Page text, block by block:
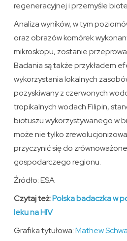
regeneracyjnej i przemyśle
Analiza wyników, w tym
oraz obrazów komórek
mikroskopu, zostanie
Badania są także przykładem
wykorzystania lokalnych
pozyskiwany z czerwonych
tropikalnych wodach Filipin,
biotuszu wykorzystywanego w
może nie tylko
przyczynić się do
gospodarczego regionu.
Źródło: ESA
Czytaj też:Polska badaczka w
leku na HIV
Grafika tytułowa:Mathew